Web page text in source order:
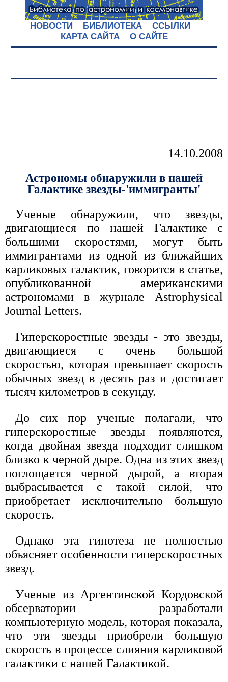
НОВОСТИ БИБЛИОТЕКА
ССЫЛКИ
КАРТА САЙТА
О САЙТЕ
14.10.2008
Астрономы обнаружили в нашей
Галактике звезды-'иммигранты'
Ученые обнаружили, что звезды,
двигающиеся по нашей Галактике с
большими скоростями, могут быть
иммигрантами из одной из ближайших
карликовых галактик, говорится в статье,
опубликованной американскими
астрономами в журнале Astrophysical
Journal Letters.
Гиперскоростные звезды - это звезды,
двигающиеся с очень большой
скоростью, которая превышает скорость
обычных звезд в десять раз и достигает
тысяч километров в секунду.
До сих пор ученые полагали, что
гиперскоростные звезды появляются,
когда двойная звезда подходит слишком
близко к черной дыре. Одна из этих звезд
поглощается черной дырой, а вторая
выбрасывается с такой силой, что
приобретает исключительно большую
скорость.
Однако эта гипотеза не полностью
объясняет особенности гиперскоростных
звезд.
Ученые из Аргентинской Кордовской
обсерватории разработали
компьютерную модель, которая показала,
что эти звезды приобрели большую
скорость в процессе слияния карликовой
галактики с нашей Галактикой.